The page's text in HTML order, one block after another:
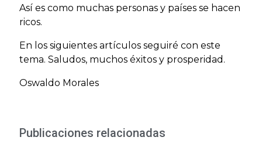
Así es como muchas personas y países se hacen
ricos.
En los siguientes artículos seguiré con este
tema. Saludos, muchos éxitos y prosperidad.
Oswaldo Morales
Publicaciones relacionadas